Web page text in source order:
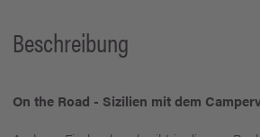
Beschreibung
On the Road - Sizilien mit dem